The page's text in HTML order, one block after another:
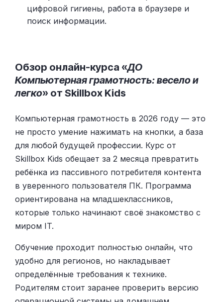
цифровой гигиены, работа в браузере и
поиск информации.
Обзор онлайн-курса «ДО
Компьютерная грамотность: весело и
легко» от Skillbox Kids
Компьютерная грамотность в 2026 году — это
не просто умение нажимать на кнопки, а база
для любой будущей профессии. Курс от
Skillbox Kids обещает за 2 месяца превратить
ребёнка из пассивного потребителя контента
в уверенного пользователя ПК. Программа
ориентирована на младшеклассников,
которые только начинают своё знакомство с
миром IT.
Обучение проходит полностью онлайн, что
удобно для регионов, но накладывает
определённые требования к технике.
Родителям стоит заранее проверить версию